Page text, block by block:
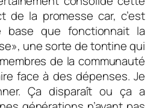
de la promesse car, c’est
base que fonctionnait la
une sorte de tontine qui
de la communauté
face à des dépenses. Je
Ça disparaît ou ça a